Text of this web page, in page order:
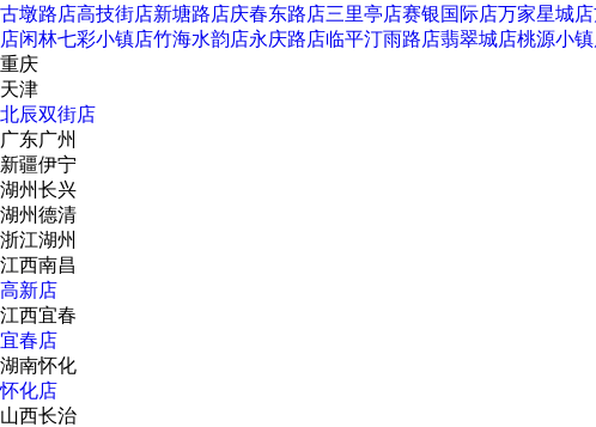
古墩路店高技街店新塘路店庆春东路店三里亭店赛银国际店万家星城店
店闲林七彩小镇店竹海水韵店永庆路店临平汀雨路店翡翠城店桃源小
重庆
天津
北辰双街店
广东广州
新疆伊宁
湖州长兴
湖州德清
浙江湖州
江西南昌
高新店
江西宜春
宜春店
湖南怀化
怀化店
山西长治